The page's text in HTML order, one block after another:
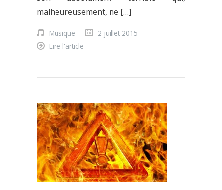
malheureusement, ne […]
Musique
2 juillet 2015
Lire l'article